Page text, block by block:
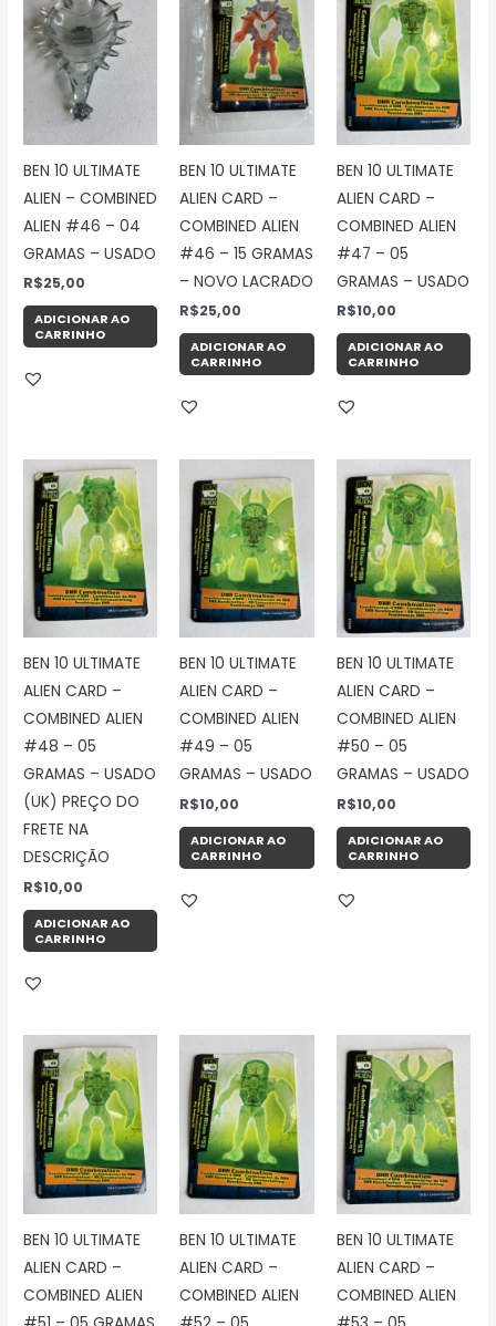
BEN 10 ULTIMATE
ALIEN – COMBINED
ALIEN #46 – 04
GRAMAS – USADO
R$25,00
ADICIONAR AO
CARRINHO
BEN 10 ULTIMATE
ALIEN CARD –
COMBINED ALIEN
#46 – 15 GRAMAS
– NOVO LACRADO
R$25,00
ADICIONAR AO
CARRINHO
BEN 10 ULTIMATE
ALIEN CARD –
COMBINED ALIEN
#47 – 05
GRAMAS – USADO
R$10,00
ADICIONAR AO
CARRINHO
BEN 10 ULTIMATE
ALIEN CARD –
COMBINED ALIEN
#48 – 05
GRAMAS – USADO
(UK) PREÇO DO
FRETE NA
DESCRIÇÃO
R$10,00
ADICIONAR AO
CARRINHO
BEN 10 ULTIMATE
ALIEN CARD –
COMBINED ALIEN
#49 – 05
GRAMAS – USADO
R$10,00
ADICIONAR AO
CARRINHO
BEN 10 ULTIMATE
ALIEN CARD –
COMBINED ALIEN
#50 – 05
GRAMAS – USADO
R$10,00
ADICIONAR AO
CARRINHO
BEN 10 ULTIMATE
ALIEN CARD –
COMBINED ALIEN
BEN 10 ULTIMATE
ALIEN CARD –
COMBINED ALIEN
BEN 10 ULTIMATE
ALIEN CARD –
COMBINED ALIEN